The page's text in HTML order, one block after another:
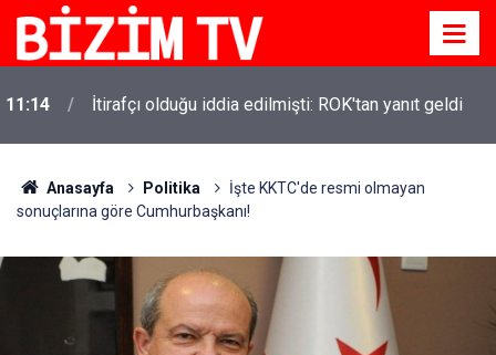
11:14 İtirafçı olduğu iddia edilmişti: ROK'tan yanıt geldi
Anasayfa Politika
İşte KKTC'de resmi olmayan
sonuçlarına göre Cumhurbaşkanı!